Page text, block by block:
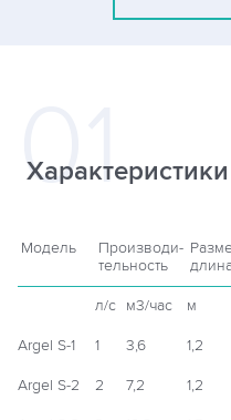
Модель
Производи-
тельность
л/с м3/час м
Argel S-1 1 3,6 1,2
Argel S-2 2 7,2 1,2